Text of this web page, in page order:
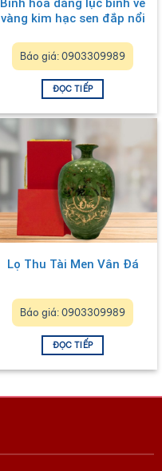
Bình hoa dáng lục bình vẽ
vàng kim hạc sen đắp nổi
Báo giá: 0903309989
ĐỌC TIẾP
Lọ Thu Tài Men Vân Đá
Báo giá: 0903309989
ĐỌC TIẾP